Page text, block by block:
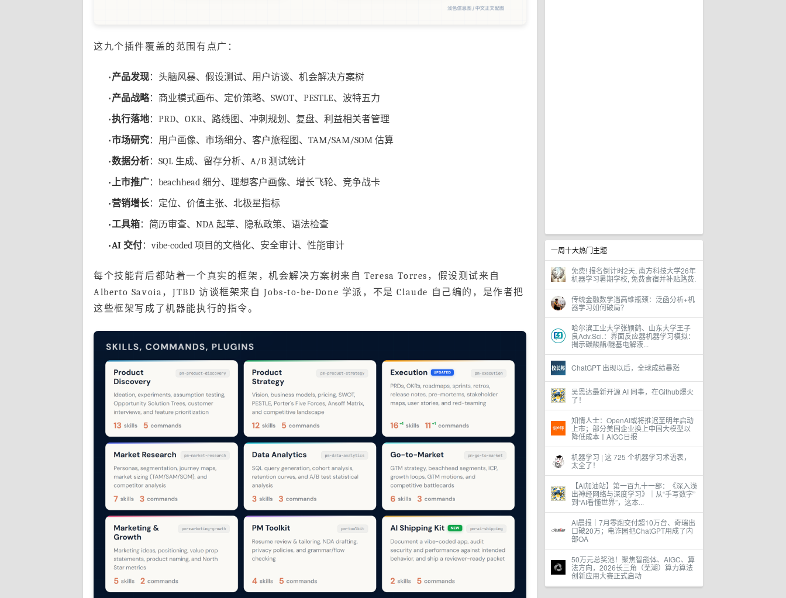
一周十大热门主题
免费! 报名倒计时2天, 南方科技大学26年
机器学习暑期学校, 免费食宿并补贴路费.
传统金融数学遇高维瓶颈：泛函分析+机
器学习如何破局？
哈尔滨工业大学张颖鹤、山东大学王子
良Adv.Sci.：界面反应器机器学习模拟：
揭示碳酸酯/醚基电解液...
ChatGPT 出现以后，全球成绩暴涨
吴恩达最新开源 AI 同事，在Github爆火
了！
知情人士：OpenAI或将推迟至明年启动
上市；部分美国企业换上中国大模型以
降低成本丨AIGC日报
机器学习 | 这 725 个机器学习术语表，
太全了！
【AI加油站】第一百九十一部：《深入浅
出神经网络与深度学习》｜从“手写数字”
到“AI看懂世界”，这本...
AI晨报｜7月零跑交付超10万台、奇瑞出
口破20万；电诈园把ChatGPT用成了内
部OA
50万元总奖池！聚焦智能体、AIGC、算
法方向，2026长三角（芜湖）算力算法
创新应用大赛正式启动
这九个插件覆盖的范围有点广：
•产品发现：头脑风暴、假设测试、用户访谈、机会解决方案树
•产品战略：商业模式画布、定价策略、SWOT、PESTLE、波特五力
•执行落地：PRD、OKR、路线图、冲刺规划、复盘、利益相关者管理
•市场研究：用户画像、市场细分、客户旅程图、TAM/SAM/SOM 估算
•数据分析：SQL 生成、留存分析、A/B 测试统计
• 上市推广：beachhead 细分、理想客户画像、增长飞轮、竞争战卡
•营销增长：定位、价值主张、北极星指标
•工具箱：简历审查、NDA 起草、隐私政策、语法检查
•AI 交付：vibe-coded 项目的文档化、安全审计、性能审计
每个技能背后都站着一个真实的框架，机会解决方案树来自 Teresa Torres，假设测试来自
Alberto Savoia，JTBD 访谈框架来自 Jobs-to-be-Done 学派，不是 Claude 自己编的，是作者把
这些框架写成了机器能执行的指令。